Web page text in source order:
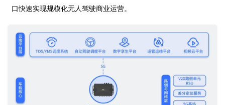
口快速实现规模化无人驾驶商业运营。